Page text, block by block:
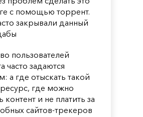
с помощью торрент.
закрывали данный
пользователей
часто задаются
а где отыскать такой
где можно
контент и не платить за
сайтов-трекеров